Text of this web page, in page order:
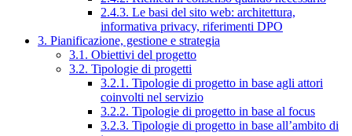
2.4.3. Le basi del sito web: architettura,
informativa privacy, riferimenti DPO
3. Pianificazione, gestione e strategia
3.1. Obiettivi del progetto
3.2. Tipologie di progetti
3.2.1. Tipologie di progetto in base agli attori
coinvolti nel servizio
3.2.2. Tipologie di progetto in base al focus
3.2.3. Tipologie di progetto in base all’ambito di